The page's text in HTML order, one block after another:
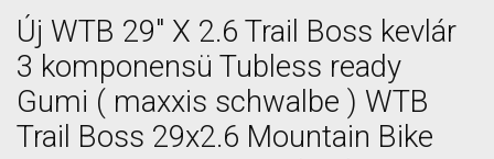
Új WTB 29" X 2.6 Trail Boss kevlár
3 komponensü Tubless ready
Gumi ( maxxis schwalbe ) WTB
Trail Boss 29x2.6 Mountain Bike